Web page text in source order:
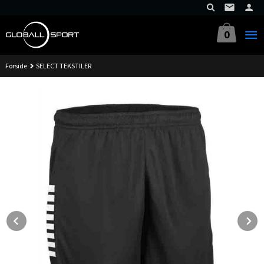
innholdet
0
Forside SELECT TEKSTILER
Prev